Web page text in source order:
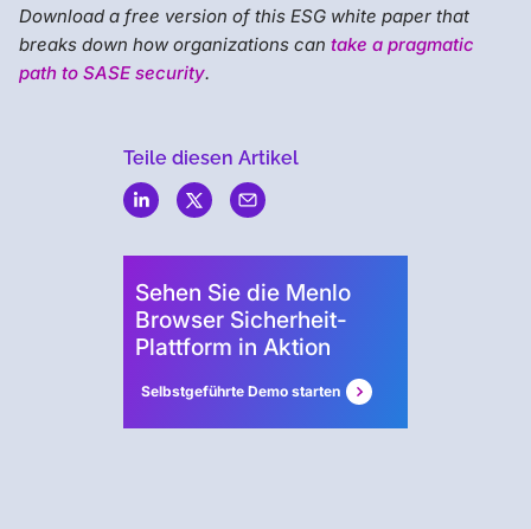
Download a free version of this ESG white paper that
breaks down how organizations can take a pragmatic
path to SASE security.
Teile diesen Artikel
Sehen Sie die Menlo
Browser Sicherheit-
Plattform in Aktion
Selbstgeführte Demo starten